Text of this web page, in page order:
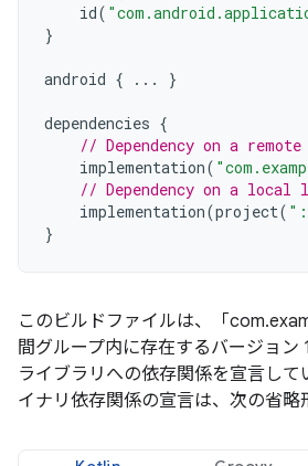
id(
}
android { ... }
dependencies {
// Dependency on a
implementation(
// Dependency on a local
implementation(project(
}
このビルドファイルは、「
間グループ内に存在するバージョン
ライブラリへの依存関係を宣言して
イナリ依存関係の宣言は、次の省略